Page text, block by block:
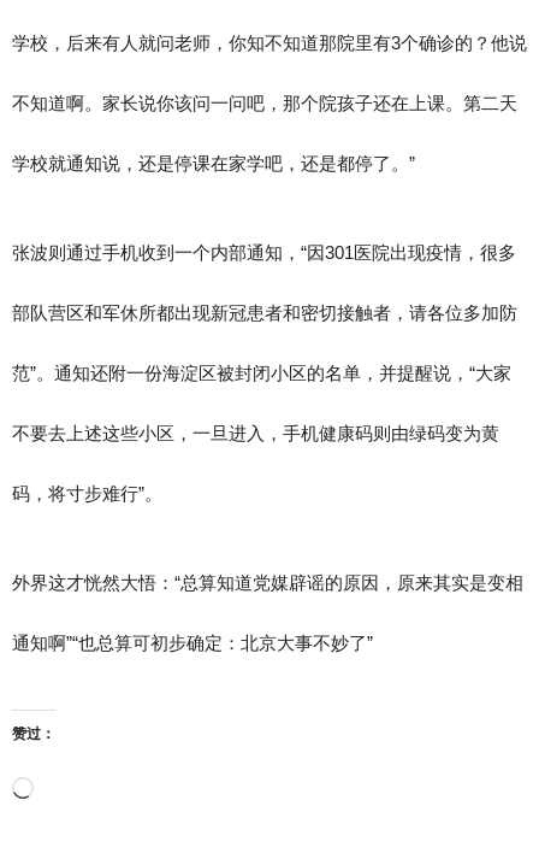
学校，后来有人就问老师，你知不知道那院里有3个确诊的？他说
不知道啊。家长说你该问一问吧，那个院孩子还在上课。第二天
学校就通知说，还是停课在家学吧，还是都停了。”
张波则通过手机收到一个内部通知，“因301医院出现疫情，很多
部队营区和军休所都出现新冠患者和密切接触者，请各位多加防
范”。通知还附一份海淀区被封闭小区的名单，并提醒说，“大家
不要去上述这些小区，一旦进入，手机健康码则由绿码变为黄
码，将寸步难行”。
外界这才恍然大悟：“总算知道党媒辟谣的原因，原来其实是变相
通知啊”“也总算可初步确定：北京大事不妙了”
赞过：
正